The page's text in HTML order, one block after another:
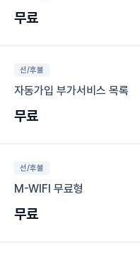
무료
선/후불
자동가입 부가서비스 목록
무료
선/후불
M-WIFI 무료형
무료